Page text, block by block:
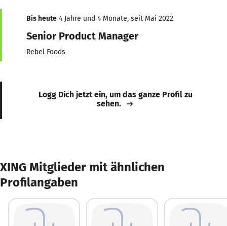
Bis heute 4 Jahre und 4 Monate, seit Mai 2022
Senior Product Manager
Rebel Foods
Logg Dich jetzt ein, um das ganze Profil zu
sehen.
XING Mitglieder mit ähnlichen
Profilangaben